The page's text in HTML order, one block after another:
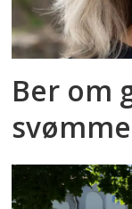
Ber om